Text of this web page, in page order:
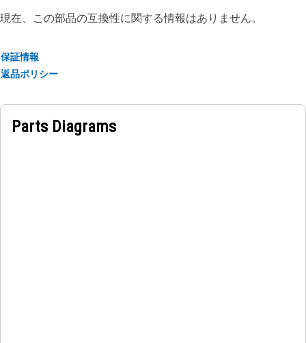
現在、この部品の互換性に関する情報はありません。
保証情報
返品ポリシー
Parts Diagrams